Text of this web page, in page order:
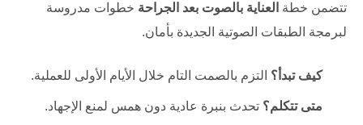
تتضمن خطة العناية بالصوت بعد الجراحة خطوات مدروسة
لبرمجة الطبقات الصوتية الجديدة بأمان.
كيف تبدأ؟ التزم بالصمت التام خلال الأيام الأولى للعملية.
متى تتكلم؟ تحدث بنبرة عادية دون همس لمنع الإجهاد.